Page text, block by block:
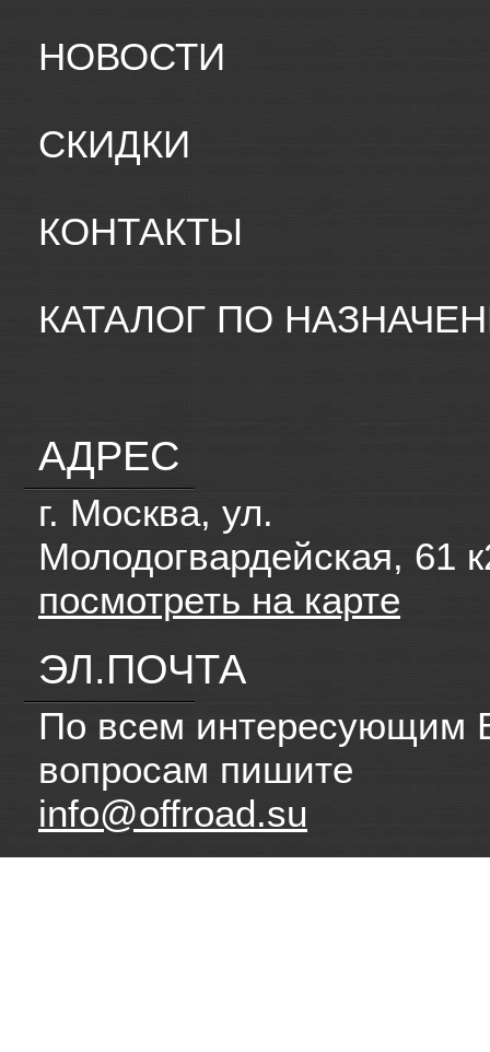
НОВОСТИ
СКИДКИ
КОНТАКТЫ
КАТАЛОГ ПО
АДРЕС
г. Москва, ул.
Молодогвардейская, 61
посмотреть на карте
ЭЛ.ПОЧТА
По всем интересующим
вопросам пишите
info@offroad.su